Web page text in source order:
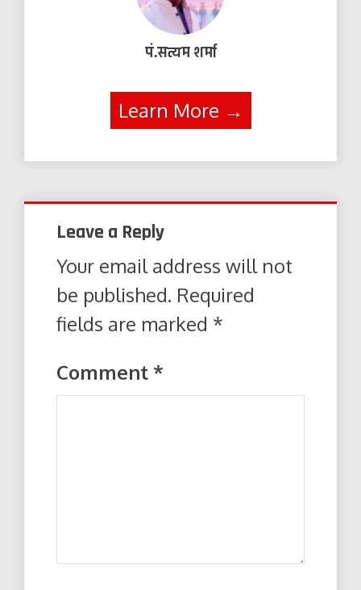
पं.सत्यम शर्मा
Learn More →
Leave a Reply
Your email address will not
be published. Required
fields are marked *
Comment *